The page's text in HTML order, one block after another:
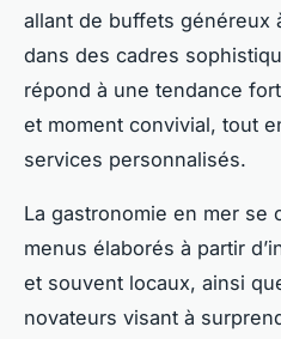
allant de buffets généreux
dans des cadres
répond à une tendance
et moment convivial, tout
services personnalisés.
La gastronomie en mer se
menus élaborés à partir
et souvent locaux, ainsi
novateurs visant à